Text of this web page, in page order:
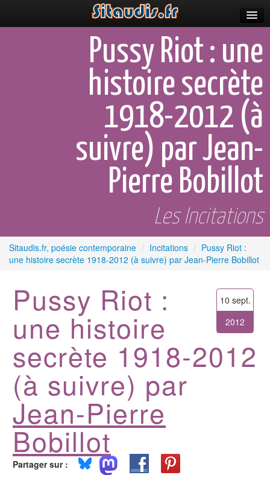
Pussy Riot : une
histoire secrète
1918-2012 (à
suivre) par Jean-
Pierre Bobillot
Les Incitations
Sitaudis.fr, poésie contemporaine / Incitations / Pussy Riot :
une histoire secrète 1918-2012 (à suivre) par Jean-Pierre Bobillot
10 sept.
2012
Pussy Riot :
une histoire
secrète 1918-2012
(à suivre) par
Jean-Pierre
Bobillot
Partager sur :